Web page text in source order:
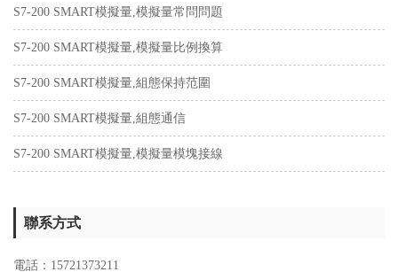
S7-200 SMART模擬量,模擬量常問問題
S7-200 SMART模擬量,模擬量比例換算
S7-200 SMART模擬量,組態保持范圍
S7-200 SMART模擬量,組態通信
S7-200 SMART模擬量,模擬量模塊接線
聯系方式
電話：15721373211